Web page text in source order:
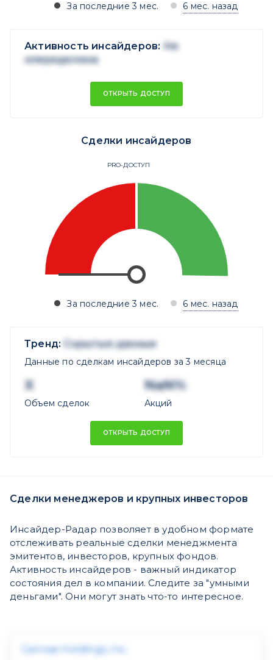
За последние 3 мес. 6 мес. назад
Активность инсайдеров: Не
опеределена
ОТКРЫТЬ ДОСТУП
Сделки инсайдеров
PRO-ДОСТУП
За последние 3 мес. 6 мес. назад
Тренд: Скрытые данные
Данные по сделкам инсайдеров за 3 месяца
X
Объем сделок
NaN%
Акций
ОТКРЫТЬ ДОСТУП
Сделки менеджеров и крупных инвесторов
Инсайдер-Радар позволяет в удобном формате
отслеживать реальные сделки менеджмента
эмитентов, инвесторов, крупных фондов.
Активность инсайдеров - важный индикатор
состояния дел в компании. Следите за "умными
деньгами". Они могут знать что-то интересное.
Cannae Holdings, Inc.